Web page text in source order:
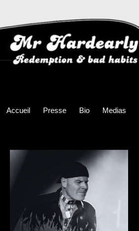
Accueil Presse Bio Medias